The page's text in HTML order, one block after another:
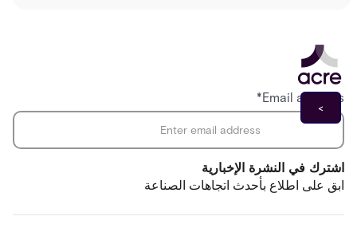
اشترك في النشرة الإخبارية
ابق على اطلاع بأحدث اتجاهات الصناعة
Email address
*